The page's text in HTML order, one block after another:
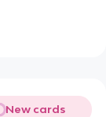
New cards